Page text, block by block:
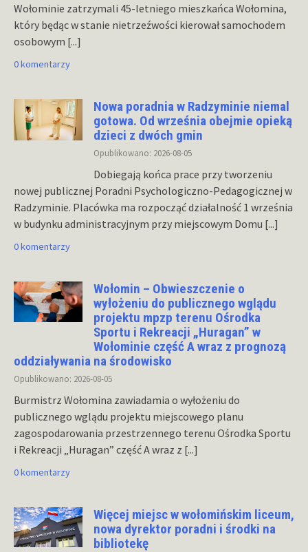
Wołominie zatrzymali 45-letniego mieszkańca Wołomina,
który będąc w stanie nietrzeźwości kierował samochodem
osobowym [...]
0 komentarzy
Nowa poradnia w Radzyminie niemal
gotowa. Od września obejmie opieką
dzieci z dwóch gmin
Opublikowano: 2026-08-05
Dobiegają końca prace przy tworzeniu
nowej publicznej Poradni Psychologiczno-Pedagogicznej w
Radzyminie. Placówka ma rozpocząć działalność 1 września
w budynku administracyjnym przy miejscowym Domu [...]
0 komentarzy
Wołomin – Obwieszczenie o
wyłożeniu do publicznego wglądu
projektu mpzp terenu Ośrodka
Sportu i Rekreacji „Huragan” w
Wołominie część A wraz z prognozą
oddziaływania na środowisko
Opublikowano: 2026-08-05
Burmistrz Wołomina zawiadamia o wyłożeniu do
publicznego wglądu projektu miejscowego planu
zagospodarowania przestrzennego terenu Ośrodka Sportu
i Rekreacji „Huragan” część A wraz z [...]
0 komentarzy
Więcej miejsc w wołomińskim liceum,
nowa dyrektor poradni i środki na
bibliotekę